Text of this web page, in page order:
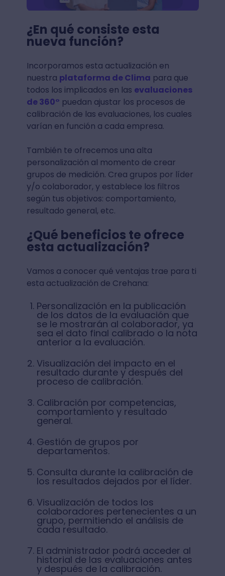
¿En qué consiste esta
nueva función?
Incorporamos esta actualización en
nuestra plataforma de Clima para que
todos los implicados en las evaluaciones
de 360° puedan ajustar los procesos de
calibración de las evaluaciones, los cuales
varían en función a cada empresa.
También te ofrecemos una alta
personalización al momento de crear
grupos de medición. Crea grupos por líder
y/o colaborador, y establece los filtros
según tus objetivos: comportamiento,
resultado general, etc.
¿Qué beneficios te ofrece
esta actualización?
Vamos a conocer qué ventajas trae para ti
esta actualización de Crehana:
Personalización en la publicación
de los datos de la evaluación que
se le mostrarán al colaborador, ya
sea el dato final calibrado o la nota
anterior a la evaluación.
Visualización del impacto en el
resultado durante y después del
proceso de calibración.
Calibración por competencias,
comportamiento y resultado
general.
Gestión de grupos por
departamentos.
Consulta durante la calibración de
los resultados dejados por el líder.
Visualización de todos los
colaboradores pertenecientes a un
grupo, permitiendo el análisis de
cada resultado.
El administrador podrá acceder al
historial de las evaluaciones antes
y después de la calibración.